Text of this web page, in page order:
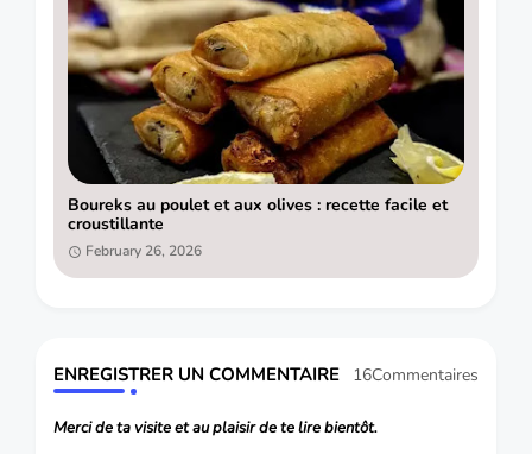
Boureks au poulet et aux olives : recette facile et
croustillante
February 26, 2026
ENREGISTRER UN COMMENTAIRE 16Commentaires
Merci de ta visite et au plaisir de te lire bientôt.